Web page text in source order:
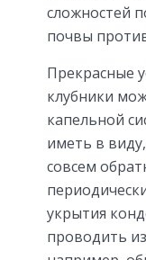
сложностей
почвы
Прекрасные
клубники
капельной
иметь в
совсем
укрытия
проводить